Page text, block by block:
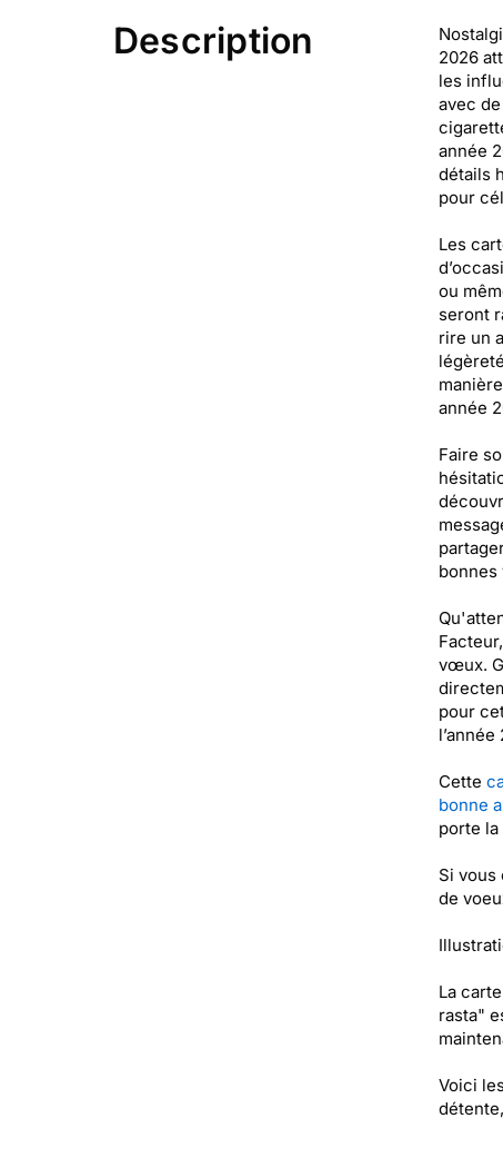
Description
2026
les
avec
année
détails
pour
Les
ou
seront
rire un
année
Faire
bonnes
vœux.
pour
l’année
Cette
bonne
porte
Si vous
de
La
rasta"
Voici